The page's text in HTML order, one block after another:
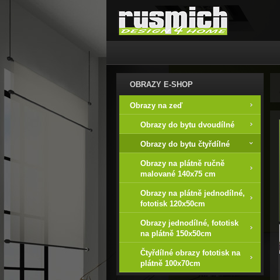
OBRAZY E-SHOP
Obrazy na zeď
Obrazy do bytu dvoudílné
Obrazy do bytu čtyřdílné
Obrazy na plátně ručně
malované 140x75 cm
Obrazy na plátně jednodílné,
fototisk 120x50cm
Obrazy jednodílné, fototisk
na plátně 150x50cm
Čtyřdílné obrazy fototisk na
plátně 100x70cm